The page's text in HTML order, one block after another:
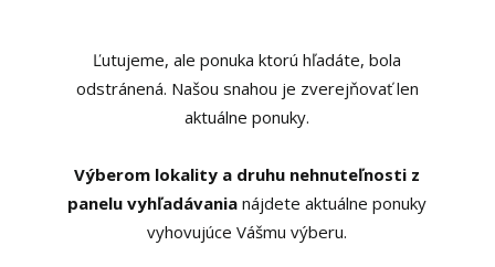
Ľutujeme, ale ponuka ktorú hľadáte, bola
odstránená. Našou snahou je zverejňovať len
aktuálne ponuky.
Výberom lokality a druhu nehnuteľnosti z
panelu vyhľadávania nájdete aktuálne ponuky
vyhovujúce Vášmu výberu.